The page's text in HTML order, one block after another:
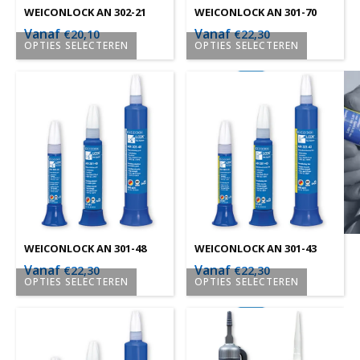
worden
op
de
worden
op
de
productpagina
OPTIES SELECTEREN
meerdere
variaties.
gekozen
worden
op
de
WEICONLOCK AN 302-21
Vanaf€20,10
OPTIES SELECTEREN
meerdere
variaties.
gekozen
worden
op
de
productpagina
WEICONLOCK AN 301-70
Vanaf€22,30
OPTIES SELECTEREN
WEICONLOCK AN 301-48
Vanaf€22,30
OPTIES SELECTEREN
product
WEICONLOCK AN 301-43
Vanaf€22,30